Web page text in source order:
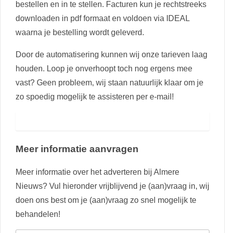
bestellen en in te stellen. Facturen kun je rechtstreeks
downloaden in pdf formaat en voldoen via IDEAL
waarna je bestelling wordt geleverd.
Door de automatisering kunnen wij onze tarieven laag
houden. Loop je onverhoopt toch nog ergens mee
vast? Geen probleem, wij staan natuurlijk klaar om je
zo spoedig mogelijk te assisteren per e-mail!
Meer informatie aanvragen
Meer informatie over het adverteren bij Almere
Nieuws? Vul hieronder vrijblijvend je (aan)vraag in, wij
doen ons best om je (aan)vraag zo snel mogelijk te
behandelen!